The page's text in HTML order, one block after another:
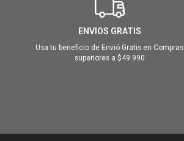
ENVIOS GRATIS
Usa tu beneficio de Envió Gratis en Compras
superiores a $49.990